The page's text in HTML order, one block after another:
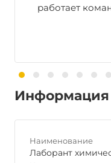
работает
Информация
Наименование
Лаборант